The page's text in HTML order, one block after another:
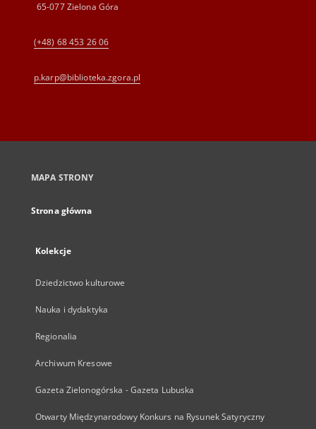
65-077 Zielona Góra
(+48) 68 453 26 06
p.karp@biblioteka.zgora.pl
MAPA STRONY
Strona główna
Kolekcje
Dziedzictwo kulturowe
Nauka i dydaktyka
Regionalia
Archiwum Kresowe
Gazeta Zielonogórska - Gazeta Lubuska
Otwarty Międzynarodowy Konkurs na Rysunek Satyryczny